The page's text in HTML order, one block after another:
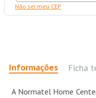
Não sei meu CEP
Informações Ficha
A Normatel Home